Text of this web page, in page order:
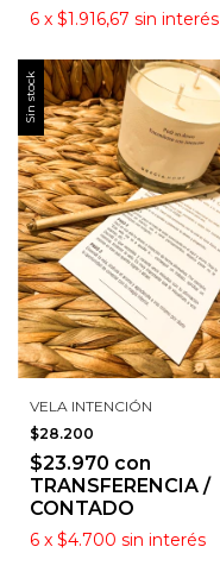
6 x $1.916,67 sin interés
Sin stock
VELA INTENCIÓN
$28.200
$23.970 con
TRANSFERENCIA /
CONTADO
6 x $4.700 sin interés